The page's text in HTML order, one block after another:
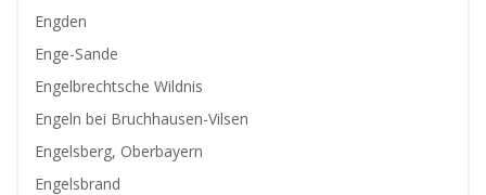
Engden
Enge-Sande
Engelbrechtsche Wildnis
Engeln bei Bruchhausen-Vilsen
Engelsberg, Oberbayern
Engelsbrand